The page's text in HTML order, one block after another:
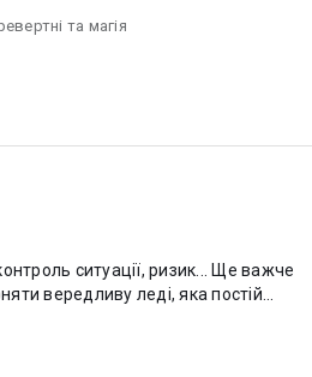
та магія
ситуації, ризик... Ще важче
вередливу леді, яка постій...